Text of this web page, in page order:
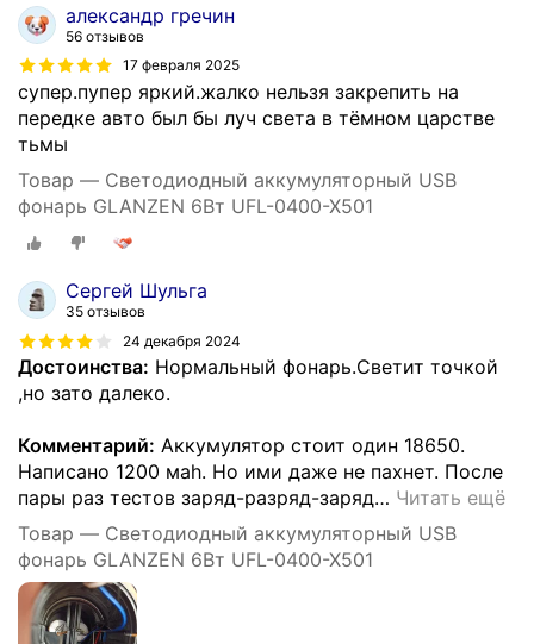
александр гречин
56 отзывов
17 февраля 2025
супер.пупер яркий.жалко нельзя закрепить на
передке авто был бы луч света в тёмном царстве
тьмы
Товар — Светодиодный аккумуляторный USB
фонарь GLANZEN 6Вт UFL-0400-X501
Сергей Шульга
35 отзывов
24 декабря 2024
Достоинства: Нормальный фонарь.Светит точкой
,но зато далеко.
Комментарий: Аккумулятор стоит один 18650.
Написано 1200 маh. Но ими даже не пахнет. После
пары раз тестов заряд-разряд-заряд… Читать ещё
Товар — Светодиодный аккумуляторный USB
фонарь GLANZEN 6Вт UFL-0400-X501